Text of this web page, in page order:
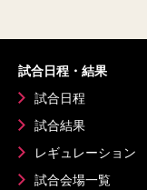
試合日程・結果
試合日程
試合結果
レギュレーション
試合会場一覧